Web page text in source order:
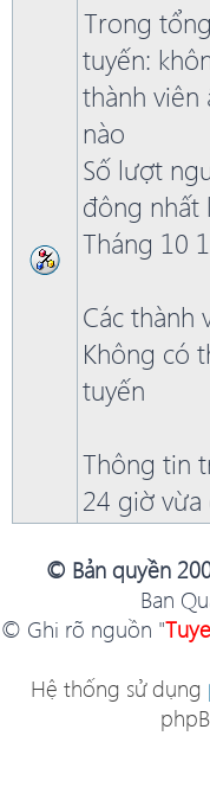
Trong
tuyến:
thành viên
nào
Số lượt
đông nhất
Tháng 10
Các thành
Không có
tuyến
Thông tin
24 giờ vừa
© Bản quyền
Ban
© Ghi rõ nguồn "
Hệ thống sử dụng